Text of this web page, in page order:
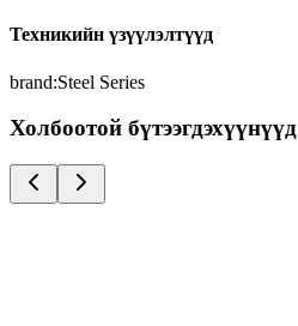
Техникийн үзүүлэлтүүд
brand:Steel Series
Холбоотой бүтээгдэхүүнүүд